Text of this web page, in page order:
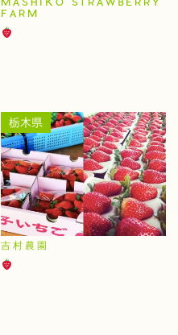
MASHIKO STRAWBERRY
FARM
栃木県
吉村農園